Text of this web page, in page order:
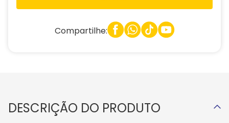
Compartilhe:
DESCRIÇÃO DO PRODUTO